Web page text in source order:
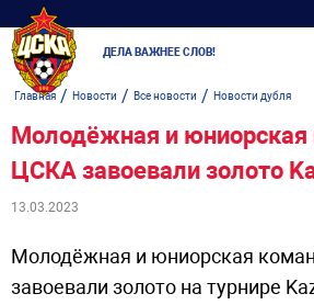
ДЕЛА ВАЖНЕЕ СЛОВ!
Главная/ Новости / Все новости / Новости дубля
Молодёжная и
ЦСКА завоевали золото
13.03.2023
Молодёжная и юниорская
завоевали золото на турнире